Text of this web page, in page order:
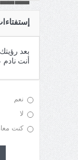
بعد
أنت
نعم
لا
كنت